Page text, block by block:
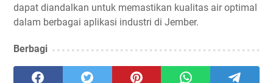
dapat diandalkan untuk memastikan kualitas air optimal
dalam berbagai aplikasi industri di Jember.
Berbagi